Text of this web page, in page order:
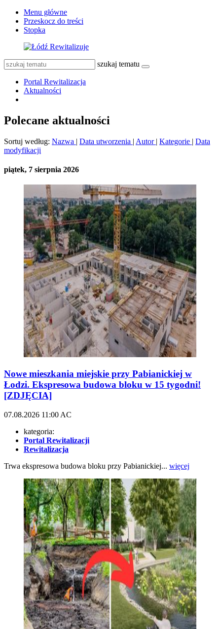
Menu główne
Przeskocz do treści
Stopka
szukaj tematu
Portal Rewitalizacja
Aktualności
Polecane aktualności
Sortuj według: Nazwa | Data utworzenia | Autor | Kategorie | Data
modyfikacji
piątek, 7 sierpnia 2026
Nowe mieszkania miejskie przy Pabianickiej w
Łodzi. Ekspresowa budowa bloku w 15 tygodni!
[ZDJĘCIA]
07.08.2026 11:00 AC
kategoria:
Portal Rewitalizacji
Rewitalizacja
Trwa ekspresowa budowa bloku przy Pabianickiej... więcej